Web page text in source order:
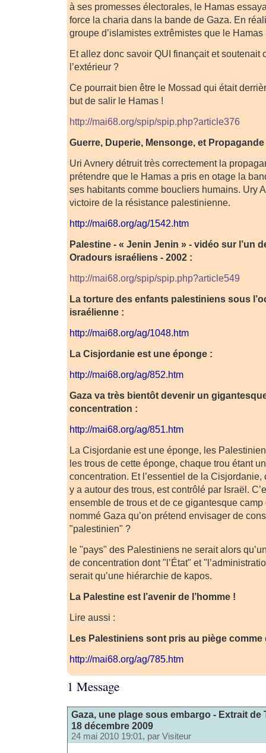
à ses promesses électorales, le Hamas
force la charia dans la bande de Gaza. En
groupe d’islamistes extrêmistes que le
Et allez donc savoir QUI finançait et soutenait
l’extérieur ?
Ce pourrait bien être le Mossad qui était
but de salir le Hamas !
http://mai68.org/spip/spip.php?article376
Guerre, Duperie, Mensonge, et Propagande
Uri Avnery détruit très correctement la
prétendre que le Hamas a pris en otage la
ses habitants comme boucliers humains. Ury
victoire de la résistance palestinienne.
http://mai68.org/ag/1542.htm
Palestine - « Jenin Jenin » - vidéo sur l’un
Oradours israéliens - 2002 :
http://mai68.org/spip/spip.php?article549
La torture des enfants palestiniens sous
israélienne :
http://mai68.org/ag/1048.htm
La Cisjordanie est une éponge :
http://mai68.org/ag/852.htm
Gaza va très bientôt devenir un
concentration :
http://mai68.org/ag/851.htm
La Cisjordanie est une éponge, les
les trous de cette éponge, chaque trou étant
concentration. Et l’essentiel de la Cisjordanie,
y a autour des trous, est contrôlé par Israël.
ensemble de trous et de ce gigantesque
nommé Gaza qu’on prétend envisager de
"palestinien" ?
le "pays" des Palestiniens ne serait alors
de concentration dont "l’État" et
serait qu’une hiérarchie de kapos.
La Palestine est l’avenir de l’homme !
Lire aussi :
Les Palestiniens sont pris au piège comme
http://mai68.org/ag/785.htm
1 Message
Gaza, une plage sous embargo - Extrait
18 décembre 2009
24 mai 2010 19:01, par Visiteur